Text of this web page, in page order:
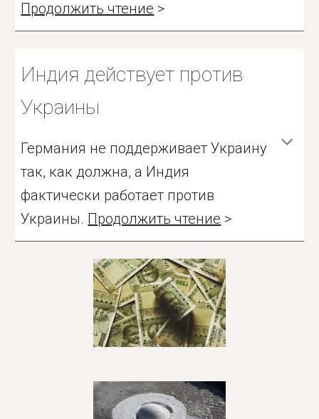
Продолжить чтение >
Индия действует против
Украины
Германия не поддерживает Украину
так, как должна, а Индия
фактически работает против
Украины. Продолжить чтение >